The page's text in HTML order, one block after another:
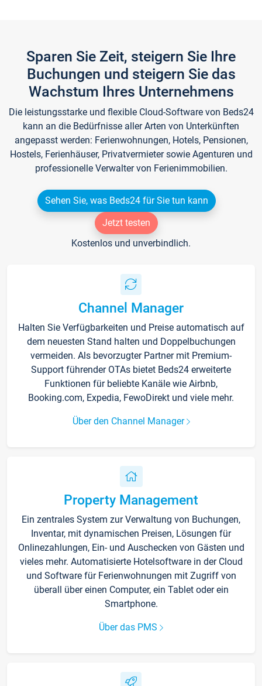
Sparen Sie Zeit, steigern Sie Ihre
Buchungen und steigern Sie das
Wachstum Ihres Unternehmens
Die leistungsstarke und flexible Cloud-Software von Beds24
kann an die Bedürfnisse aller Arten von Unterkünften
angepasst werden: Ferienwohnungen, Hotels, Pensionen,
Hostels, Ferienhäuser, Privatvermieter sowie Agenturen und
professionelle Verwalter von Ferienimmobilien.
Sehen Sie, was Beds24 für Sie tun kann
Jetzt testen
Kostenlos und unverbindlich.
Channel Manager
Halten Sie Verfügbarkeiten und Preise automatisch auf
dem neuesten Stand halten und Doppelbuchungen
vermeiden. Als bevorzugter Partner mit Premium-
Support führender OTAs bietet Beds24 erweiterte
Funktionen für beliebte Kanäle wie Airbnb,
Booking.com, Expedia, FewoDirekt und viele mehr.
Über den Channel Manager
Property Management
Ein zentrales System zur Verwaltung von Buchungen,
Inventar, mit dynamischen Preisen, Lösungen für
Onlinezahlungen, Ein- und Auschecken von Gästen und
vieles mehr. Automatisierte Hotelsoftware in der Cloud
und Software für Ferienwohnungen mit Zugriff von
überall über einen Computer, ein Tablet oder ein
Smartphone.
Über das PMS